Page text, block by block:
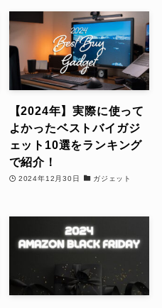
【2024年】実際に使って
よかったベストバイガジ
ェット10選をランキング
で紹介！
2024年12月30日 ガジェット